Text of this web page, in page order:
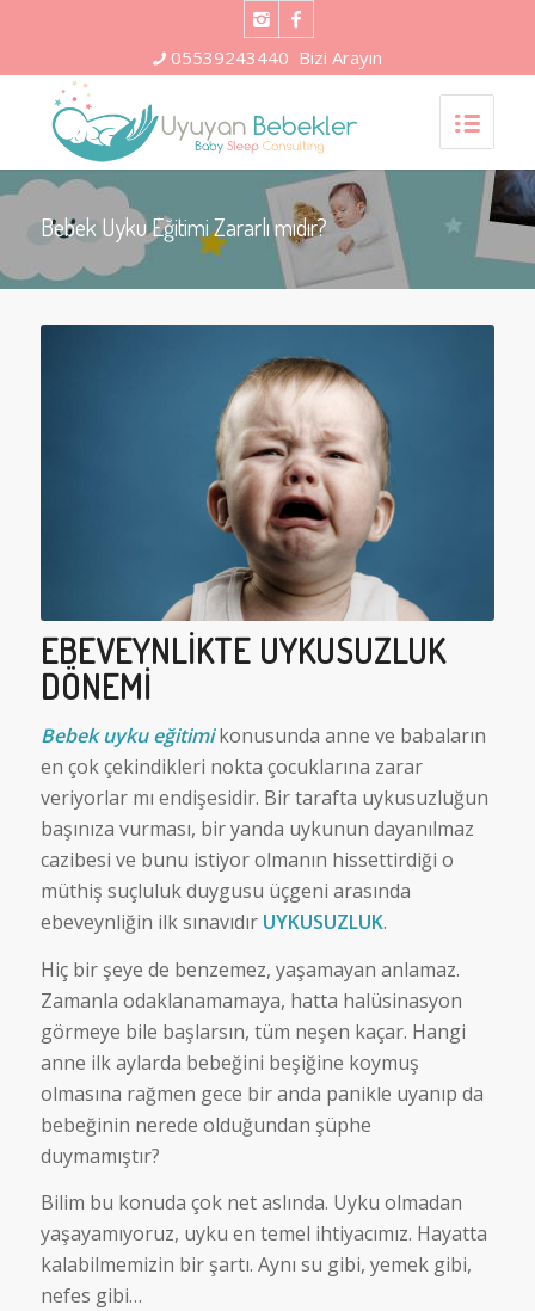
05539243440 Bizi Arayın
Bebek Uyku Eğitimi Zararlı mıdır?
EBEVEYNLIKTE UYKUSUZLUK
DÖNEMI
Bebek uyku eğitimikonusunda anne ve babaların
en çok çekindikleri nokta çocuklarına zarar
veriyorlar mı endişesidir. Bir tarafta uykusuzluğun
başınıza vurması, bir yanda uykunun dayanılmaz
cazibesi ve bunu istiyor olmanın hissettirdiği o
müthiş suçluluk duygusu üçgeni arasında
ebeveynliğin ilk sınavıdır UYKUSUZLUK.
Hiç bir şeye de benzemez, yaşamayan anlamaz.
Zamanla odaklanamamaya, hatta halüsinasyon
görmeye bile başlarsın, tüm neşen kaçar. Hangi
anne ilk aylarda bebeğini beşiğine koymuş
olmasına rağmen gece bir anda panikle uyanıp da
bebeğinin nerede olduğundan şüphe
duymamıştır?
Bilim bu konuda çok net aslında. Uyku olmadan
yaşayamıyoruz, uyku en temel ihtiyacımız. Hayatta
kalabilmemizin bir şartı. Aynı su gibi, yemek gibi,
nefes gibi…